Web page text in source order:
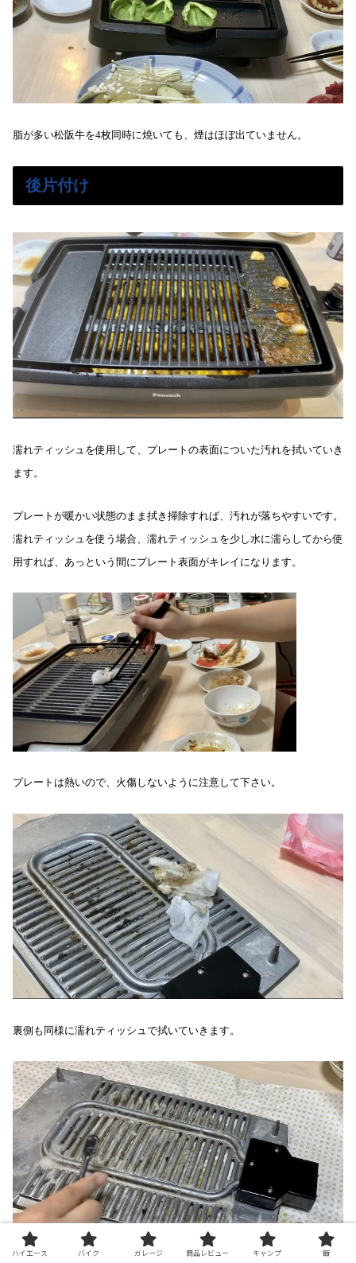
脂が多い松阪牛を4枚同時に焼いても、煙はほぼ出ていません。
後片付け
濡れティッシュを使用して、プレートの表面についた汚れを拭いていき
ます。
プレートが暖かい状態のまま拭き掃除すれば、汚れが落ちやすいです。
濡れティッシュを使う場合、濡れティッシュを少し水に濡らしてから使
用すれば、あっという間にプレート表面がキレイになります。
プレートは熱いので、火傷しないように注意して下さい。
裏側も同様に濡れティッシュで拭いていきます。
ハイエース バイク ガレージ 商品レビュー キャンプ 飯